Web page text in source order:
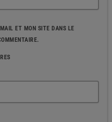
ET MON SITE DANS LE